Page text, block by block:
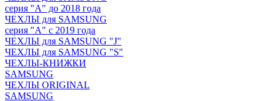
серия "A" до 2018 года
ЧЕХЛЫ для SAMSUNG
серия "A" с 2019 года
ЧЕХЛЫ для SAMSUNG "J"
ЧЕХЛЫ для SAMSUNG "S"
ЧЕХЛЫ-КНИЖКИ
SAMSUNG
ЧЕХЛЫ ORIGINAL
SAMSUNG